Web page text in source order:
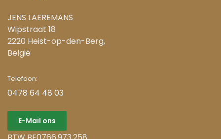
JENS LAEREMANS
Wipstraat 18
2220 Heist-op-den-Berg,
België
Telefoon:
0478 64 48 03
E-Mail ons